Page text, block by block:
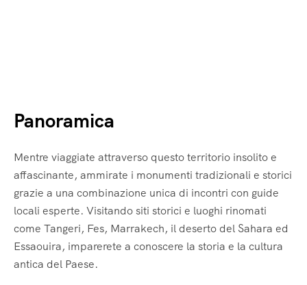
Panoramica
Mentre viaggiate attraverso questo territorio insolito e
affascinante, ammirate i monumenti tradizionali e storici
grazie a una combinazione unica di incontri con guide
locali esperte. Visitando siti storici e luoghi rinomati
come Tangeri, Fes, Marrakech, il deserto del Sahara ed
Essaouira, imparerete a conoscere la storia e la cultura
antica del Paese.